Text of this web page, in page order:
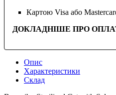
Картою Visa або
ДОКЛАДНІШЕ ПРО
Опис
Характеристики
Склад